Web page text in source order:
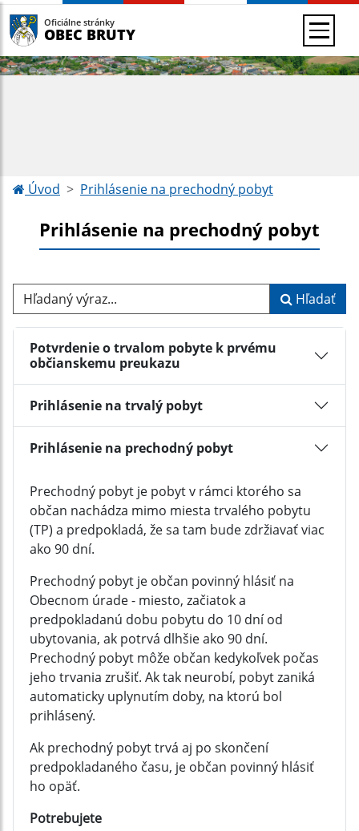
Oficiálne stránky
OBEC BRUTY
Úvod Prihlásenie na prechodný pobyt
Prihlásenie na prechodný pobyt
Hľadaný výraz... Hľadať
Potvrdenie o trvalom pobyte k prvému
občianskemu preukazu
Prihlásenie na trvalý pobyt
Prihlásenie na prechodný pobyt
Prechodný pobyt je pobyt v rámci ktorého sa
občan nachádza mimo miesta trvalého pobytu
(TP) a predpokladá, že sa tam bude zdržiavať viac
ako 90 dní.
Prechodný pobyt je občan povinný hlásiť na
Obecnom úrade - miesto, začiatok a
predpokladanú dobu pobytu do 10 dní od
ubytovania, ak potrvá dlhšie ako 90 dní.
Prechodný pobyt môže občan kedykoľvek počas
jeho trvania zrušiť. Ak tak neurobí, pobyt zaniká
automaticky uplynutím doby, na ktorú bol
prihlásený.
Ak prechodný pobyt trvá aj po skončení
predpokladaného času, je občan povinný hlásiť
ho opäť.
Potrebujete